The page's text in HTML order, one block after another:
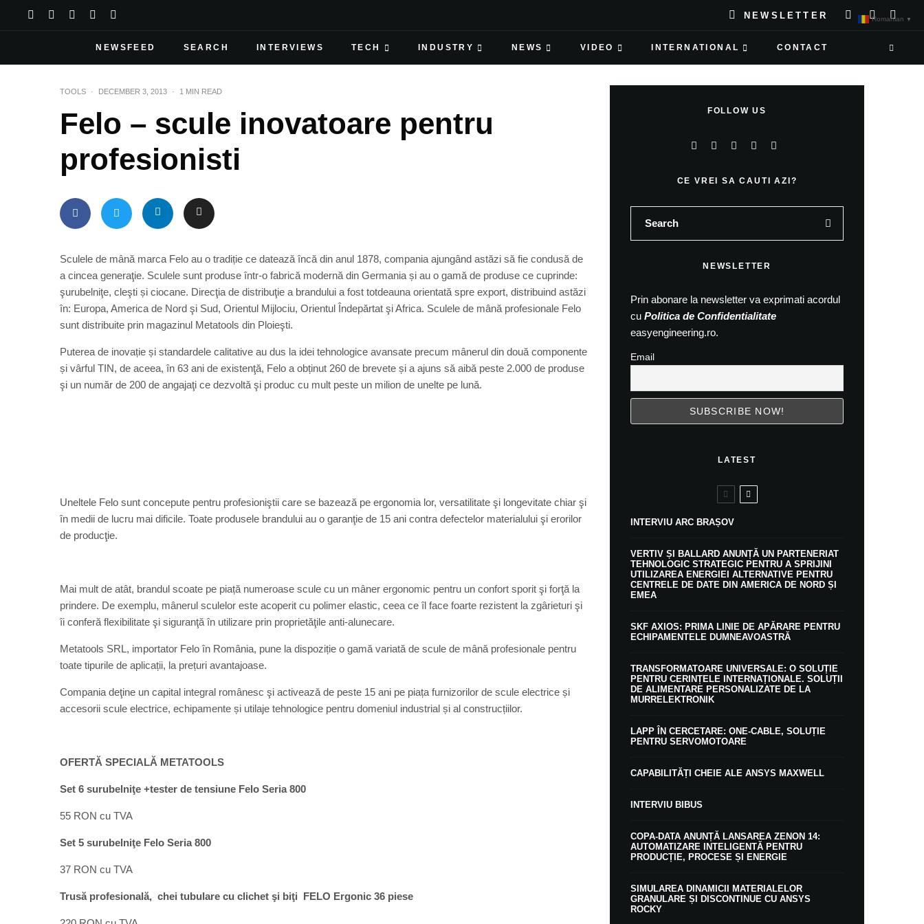
NEWSLETTER
NEWSFEED SEARCH INTERVIEWS TECH INDUSTRY NEWS VIDEO INTERNATIONAL CONTACT
TOOLS · DECEMBER 3, 2013 · 1 MIN READ
Felo – scule inovatoare pentru
profesionisti
Sculele de mână marca Felo au o tradiție ce datează încă din anul 1878, compania ajungând astăzi să fie condusă de
a cincea generaţie. Sculele sunt produse într-o fabrică modernă din Germania și au o gamă de produse ce cuprinde:
şurubelniţe, cleşti și ciocane. Direcţia de distribuţie a brandului a fost totdeauna orientată spre export, distribuind astăzi
în: Europa, America de Nord şi Sud, Orientul Mijlociu, Orientul Îndepărtat şi Africa. Sculele de mână profesionale Felo
sunt distribuite prin magazinul Metatools din Ploieşti.
Puterea de inovație și standardele calitative au dus la idei tehnologice avansate precum mânerul din două componente
și vârful TIN, de aceea, în 63 ani de existenţă, Felo a obținut 260 de brevete și a ajuns să aibă peste 2.000 de produse
şi un număr de 200 de angajaţi ce dezvoltă şi produc cu mult peste un milion de unelte pe lună.
Uneltele Felo sunt concepute pentru profesioniştii care se bazează pe ergonomia lor, versatilitate şi longevitate chiar şi
în medii de lucru mai dificile. Toate produsele brandului au o garanţie de 15 ani contra defectelor materialului şi erorilor
de producţie.
Mai mult de atât, brandul scoate pe piață numeroase scule cu un mâner ergonomic pentru un confort sporit şi forţă la
prindere. De exemplu, mânerul sculelor este acoperit cu polimer elastic, ceea ce îl face foarte rezistent la zgârieturi şi
îi conferă flexibilitate şi siguranţă în utilizare prin proprietăţile anti-alunecare.
Metatools SRL, importator Felo în România, pune la dispoziție o gamă variată de scule de mână profesionale pentru
toate tipurile de aplicații, la prețuri avantajoase.
Compania deţine un capital integral românesc şi activează de peste 15 ani pe piața furnizorilor de scule electrice și
accesorii scule electrice, echipamente și utilaje tehnologice pentru domeniul industrial și al construcțiilor.
OFERTĂ SPECIALĂ METATOOLS
Set 6 surubelniţe +tester de tensiune Felo Seria 800
55 RON cu TVA
Set 5 surubelniţe Felo Seria 800
37 RON cu TVA
Trusă profesională, chei tubulare cu clichet şi biţi FELO Ergonic 36 piese
FOLLOW US
CE VREI SA CAUTI AZI?
NEWSLETTER
Prin abonare la newsletter va exprimati acordul
cu Politica de Confidentialitate
easyengineering.ro.
Email
LATEST
INTERVIU ARC BRAȘOV
VERTIV ȘI BALLARD ANUNȚĂ UN PARTENERIAT
TEHNOLOGIC STRATEGIC PENTRU A SPRIJINI
UTILIZAREA ENERGIEI ALTERNATIVE PENTRU
CENTRELE DE DATE DIN AMERICA DE NORD ȘI
EMEA
SKF AXIOS: PRIMA LINIE DE APĂRARE PENTRU
ECHIPAMENTELE DUMNEAVOASTRĂ
TRANSFORMATOARE UNIVERSALE: O SOLUȚIE
PENTRU CERINȚELE INTERNAȚIONALE. SOLUȚII
DE ALIMENTARE PERSONALIZATE DE LA
MURRELEKTRONIK
LAPP ÎN CERCETARE: ONE-CABLE, SOLUȚIE
PENTRU SERVOMOTOARE
CAPABILITĂȚI CHEIE ALE ANSYS MAXWELL
INTERVIU BIBUS
COPA-DATA ANUNȚĂ LANSAREA ZENON 14:
AUTOMATIZARE INTELIGENTĂ PENTRU
PRODUCȚIE, PROCESE ȘI ENERGIE
SIMULAREA DINAMICII MATERIALELOR
GRANULARE ȘI DISCONTINUE CU ANSYS
ROCKY
Romanian ▼